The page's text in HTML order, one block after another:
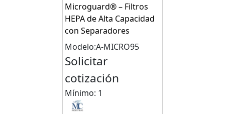
Microguard® – Filtros
HEPA de Alta Capacidad
con Separadores
Modelo:A-MICRO95
Solicitar
cotización
Mínimo: 1